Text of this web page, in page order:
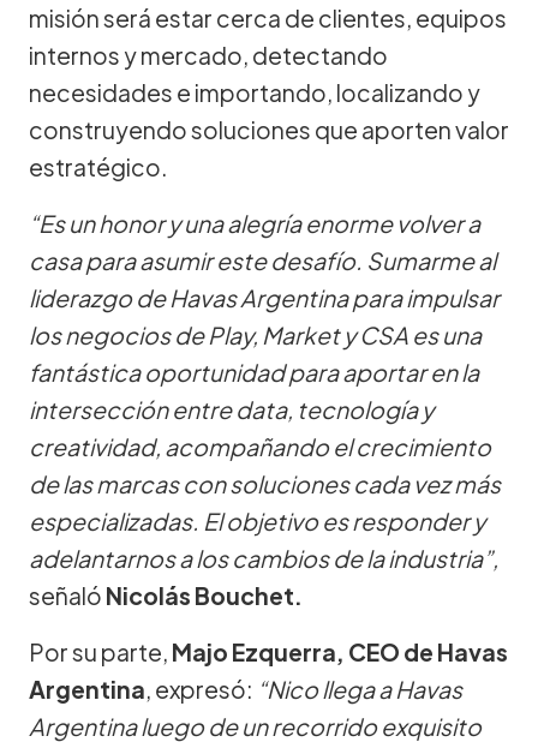
misión será estar cerca de clientes, equipos
internos y mercado, detectando
necesidades e importando, localizando y
construyendo soluciones que aporten valor
estratégico.
“Es un honor y una alegría enorme volver a
casa para asumir este desafío. Sumarme al
liderazgo de Havas Argentina para impulsar
los negocios de Play, Market y CSA es una
fantástica oportunidad para aportar en la
intersección entre data, tecnología y
creatividad, acompañando el crecimiento
de las marcas con soluciones cada vez más
especializadas. El objetivo es responder y
adelantarnos a los cambios de la industria”,
señaló Nicolás Bouchet.
Por su parte, Majo Ezquerra, CEO de Havas
Argentina, expresó: “Nico llega a Havas
Argentina luego de un recorrido exquisito